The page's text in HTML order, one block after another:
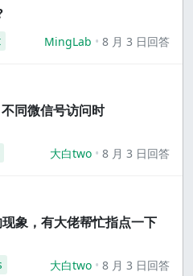
MingLab 8 月 3 日回答
同微信号访问时
大白two 8 月 3 日回答
象，有大佬帮忙指点一下
大白two 8 月 3 日回答